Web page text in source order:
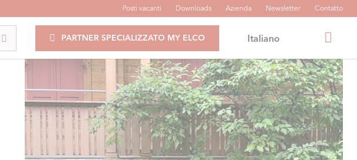
Posti vacanti Downloads Azienda Newsletter Contatto
PARTNER SPECIALIZZATO MY ELCO Italiano